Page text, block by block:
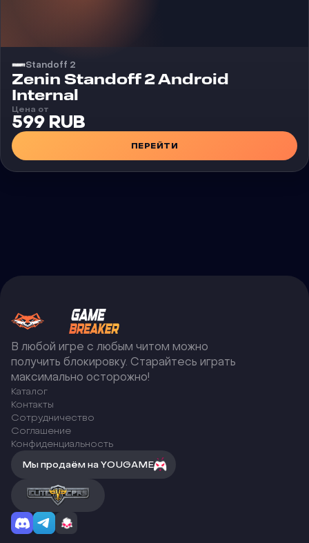
Standoff 2
Чит
Zenin Standoff 2 Android
Internal
Цена от
599 RUB
ПЕРЕЙТИ
В любой игре с любым читом можно
получить блокировку. Старайтесь играть
максимально осторожно!
Каталог
Контакты
Сотрудничество
Соглашение
Конфиденциальность
Мы продаём на YOUGAME